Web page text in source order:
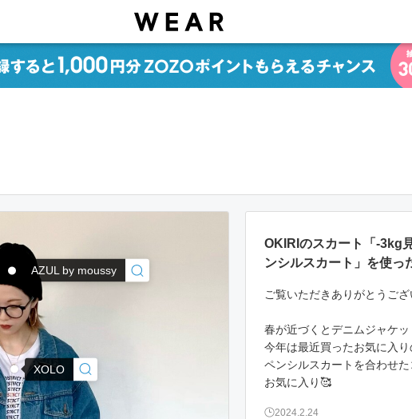
XOLO
AZUL by moussy
OKIRIのスカート「-3kg
ンシルスカート」を使っ
ご覧いただきありがとうご
春が近づくとデニムジャケ
今年は最近買ったお気に入り
ペンシルスカートを合わせ
2024.2.24